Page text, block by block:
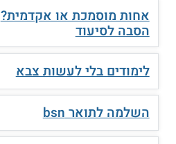
אחות מוסמכת או אקדמית?
הסבה לסיעוד
לימודים בלי לעשות צבא
השלמה לתואר bsn